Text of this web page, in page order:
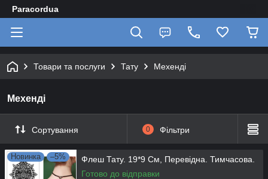
Paracordua
Товари та послуги Тату Мехенді
Мехенді
Сортування 0 Фільтри
Новинка –5%
Флеш Тату. 19*9 См, Перевідна. Тимчасова.
Готово до відправки